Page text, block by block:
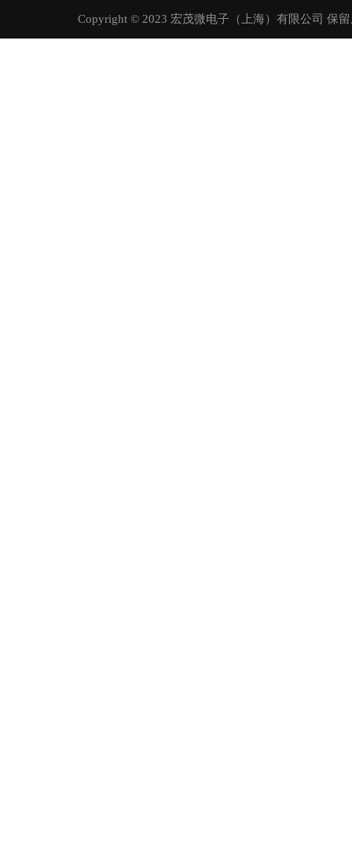
Copyright © 2023 宏茂微电子（上海）有限公司 保